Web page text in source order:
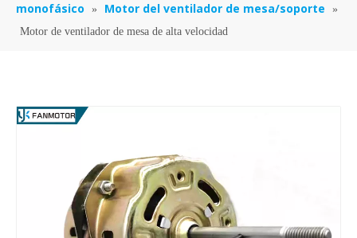
monofásico
» Motor del ventilador de mesa/soporte
»
Motor de ventilador de mesa de alta velocidad